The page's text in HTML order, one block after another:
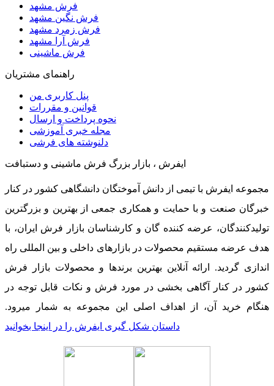
فرش مشهد
فرش نگین مشهد
فرش زمرد مشهد
فرش آرا مشهد
فرش ماشینی
راهنمای مشتریان
پنل کاربری من
قوانین و مقررات
نحوه پرداخت و ارسال
مجله خبری آموزشی
دلنوشته های فرشی
ایفرش ، بازار بزرگ فرش ماشینی و دستبافت
مجموعه ایفرش با تیمی از دانش آموختگان دانشگاهی کشور در کنار
خبرگان صنعت و با حمایت و همکاری جمعی از بهترین و بزرگترین
تولیدکنندگان، عرضه کننده گان و کارشناسان بازار فرش ایران، با
هدف عرضه مستقیم محصولات در بازارهای داخلی و بین المللی راه
اندازی گردید. ارائه آنلاین بهترین برندها و محصولات بازار فرش
کشور در کنار آگاهی بخشی در مورد فرش و نکات قابل توجه در
هنگام خرید آن، از اهداف اصلی این مجموعه به شمار میرود.
داستان شکل گیری ایفرش را در اینجا بخوانید